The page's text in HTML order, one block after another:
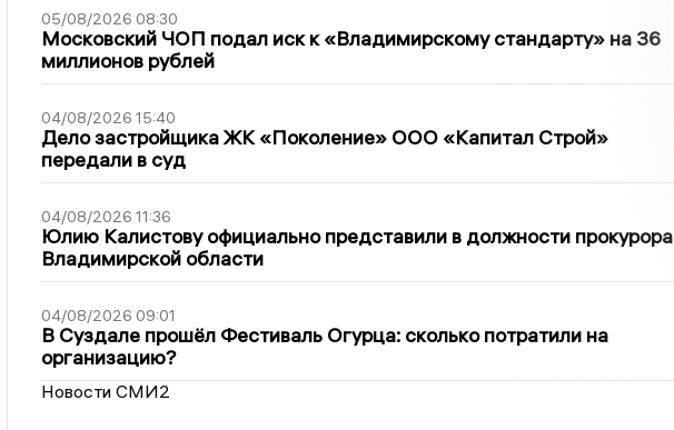
05/08/2026 08:30
Московский ЧОП подал иск к «Владимирскому стандарту» на 36
миллионов рублей
04/08/2026 15:40
Дело застройщика ЖК «Поколение» ООО «Капитал Строй»
передали в суд
04/08/2026 11:36
Юлию Калистову официально представили в должности прокурора
Владимирской области
04/08/2026 09:01
В Суздале прошёл Фестиваль Огурца: сколько потратили на
организацию?
Новости СМИ2